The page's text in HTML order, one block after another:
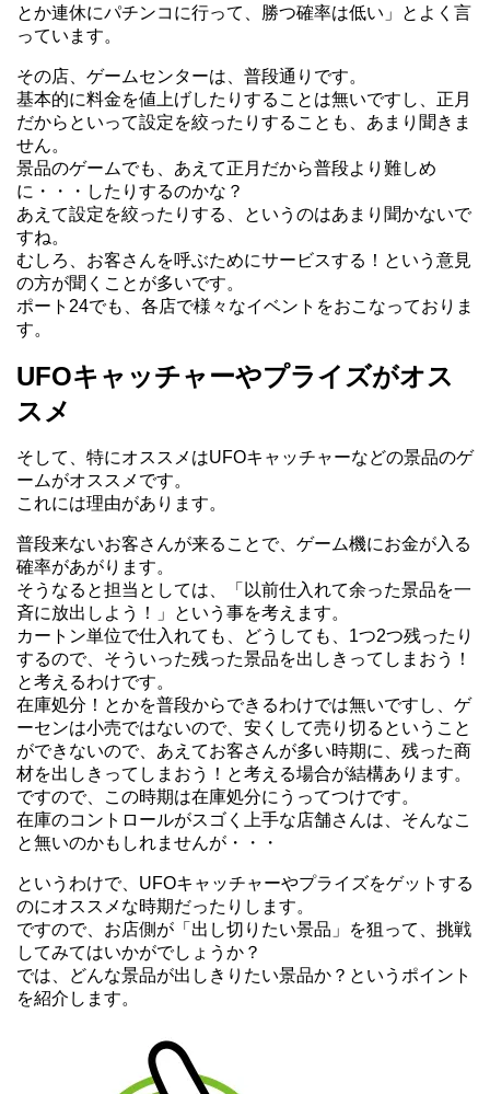
とか連休にパチンコに行って、勝つ確率は低い」とよく言
っています。
その店、ゲームセンターは、普段通りです。
基本的に料金を値上げしたりすることは無いですし、正月
だからといって設定を絞ったりすることも、あまり聞きま
せん。
景品のゲームでも、あえて正月だから普段より難しめ
に・・・したりするのかな？
あえて設定を絞ったりする、というのはあまり聞かないで
すね。
むしろ、お客さんを呼ぶためにサービスする！という意見
の方が聞くことが多いです。
ポート24でも、各店で様々なイベントをおこなっておりま
す。
UFOキャッチャーやプライズがオス
スメ
そして、特にオススメはUFOキャッチャーなどの景品のゲ
ームがオススメです。
これには理由があります。
普段来ないお客さんが来ることで、ゲーム機にお金が入る
確率があがります。
そうなると担当としては、「以前仕入れて余った景品を一
斉に放出しよう！」という事を考えます。
カートン単位で仕入れても、どうしても、1つ2つ残ったり
するので、そういった残った景品を出しきってしまおう！
と考えるわけです。
在庫処分！とかを普段からできるわけでは無いですし、ゲ
ーセンは小売ではないので、安くして売り切るということ
ができないので、あえてお客さんが多い時期に、残った商
材を出しきってしまおう！と考える場合が結構あります。
ですので、この時期は在庫処分にうってつけです。
在庫のコントロールがスゴく上手な店舗さんは、そんなこ
と無いのかもしれませんが・・・
というわけで、UFOキャッチャーやプライズをゲットする
のにオススメな時期だったりします。
ですので、お店側が「出し切りたい景品」を狙って、挑戦
してみてはいかがでしょうか？
では、どんな景品が出しきりたい景品か？というポイント
を紹介します。